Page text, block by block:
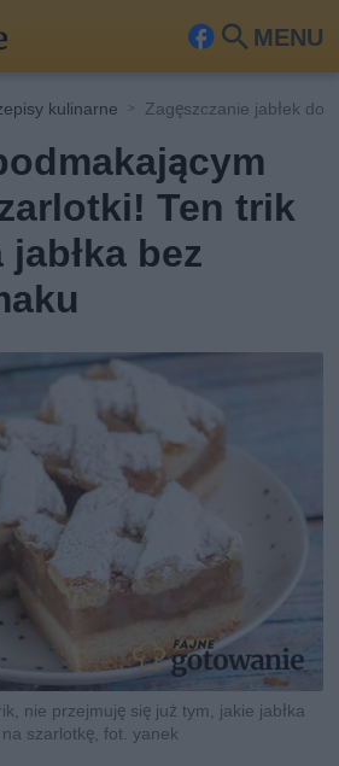
MENU
Fa
ook
Szu
kaj
kulinarne Zagęszczanie jabłek do
Ten trik
bez
nie przejmuję się już tym, jakie jabłka
szarlotkę, fot. yanek